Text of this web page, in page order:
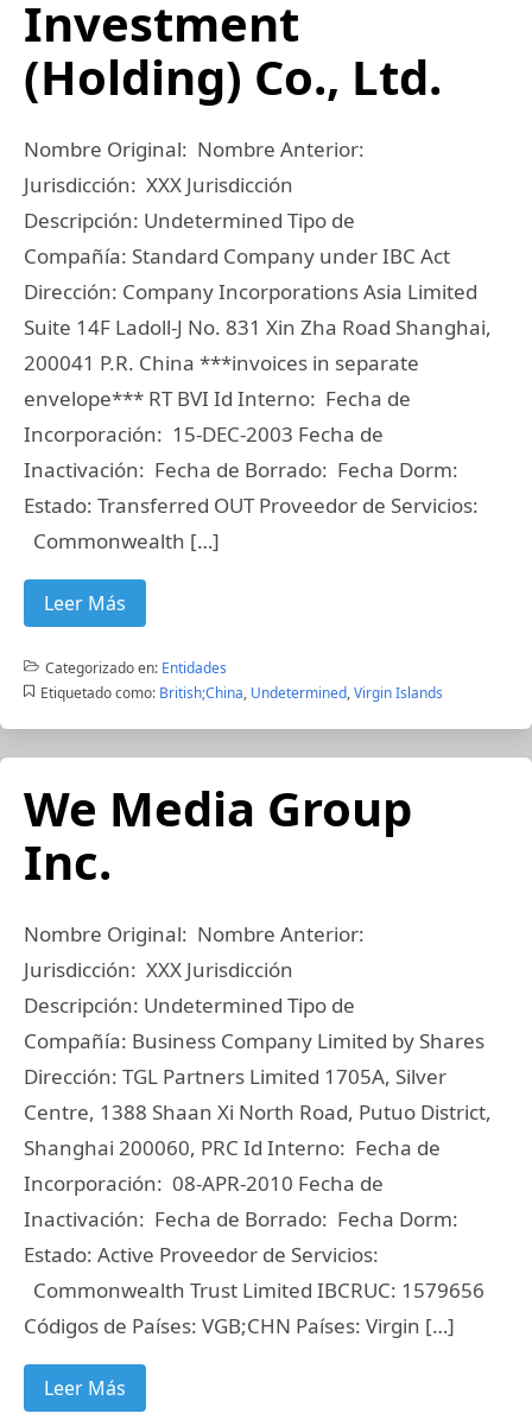
Investment
(Holding) Co., Ltd.
Nombre Original: Nombre Anterior:
Jurisdicción: XXX Jurisdicción
Descripción: Undetermined Tipo de
Compañía: Standard Company under IBC Act
Dirección: Company Incorporations Asia Limited
Suite 14F Ladoll-J No. 831 Xin Zha Road Shanghai,
200041 P.R. China ***invoices in separate
envelope*** RT BVI Id Interno: Fecha de
Incorporación: 15-DEC-2003 Fecha de
Inactivación: Fecha de Borrado: Fecha Dorm:
Estado: Transferred OUT Proveedor de Servicios:
Commonwealth […]
Leer Más
Categorizado en: Entidades
Etiquetado como: British;China, Undetermined,Virgin Islands
We Media Group
Inc.
Nombre Original: Nombre Anterior:
Jurisdicción: XXX Jurisdicción
Descripción: Undetermined Tipo de
Compañía: Business Company Limited by Shares
Dirección: TGL Partners Limited 1705A, Silver
Centre, 1388 Shaan Xi North Road, Putuo District,
Shanghai 200060, PRC Id Interno: Fecha de
Incorporación: 08-APR-2010 Fecha de
Inactivación: Fecha de Borrado: Fecha Dorm:
Estado: Active Proveedor de Servicios:
Commonwealth Trust Limited IBCRUC: 1579656
Códigos de Países: VGB;CHN Países: Virgin […]
Leer Más